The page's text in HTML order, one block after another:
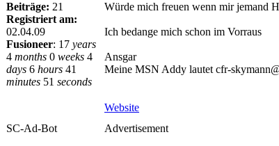
Beiträge: 21
Registriert am:
02.04.09
Fusioneer: 17 years
4 months 0 weeks 4
days 6 hours 41
minutes 51 seconds
Würde mich freuen wenn mir jemand
Ich bedange mich schon im Vorraus
Ansgar
Meine MSN Addy lautet cfr-
Website
SC-Ad-Bot
Advertisement